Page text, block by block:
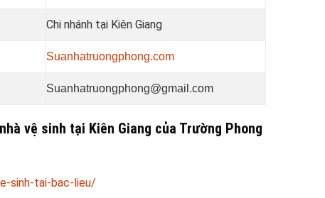
Chi nhánh tại Kiên Giang
Suanhatruongphong.com
Suanhatruongphong@gmail.com
vệ sinh tại Kiên Giang của Trường Phong
sinh-tai-bac-lieu/